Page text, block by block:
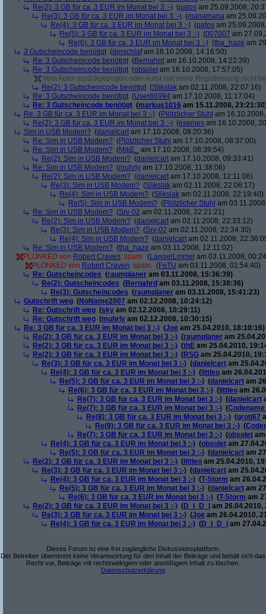
Re(2): 3 GB für ca. 3 EUR im Monat bei 3 :-) (patos am 25.09.2008,
Re(3): 3 GB für ca. 3 EUR im Monat bei 3 :-) (manamana am
Re(4): 3 GB für ca. 3 EUR im Monat bei 3 :-) (patos am
Re(5): 3 GB für ca. 3 EUR im Monat bei 3 :-) (007007 am
Re(6): 3 GB für ca. 3 EUR im Monat bei 3 :-) (tha_haze am
3 Gutscheincode benötigt (derschlafam 16.10.2008, 14:16:50)
Re: 3 Gutscheincode benötigt (Bernahrd am 16.10.2008, 14:22:39)
Re: 3 Gutscheincode benötigt (obsolet am 16.10.2008, 17:57:05)
Vom Autor zurückgezogen oder Autor hat seine Registrierung nicht
Re(2): 3 Gutscheincode benötigt (Slikslak am 02.11.2008, 22:07:16)
Re: 3 Gutscheincode benötigt (User86994 am 17.10.2008, 11:17:04)
Re: 3 Gutscheincode benötigt (markus1016 am 15.11.2008,
Re: 3 GB für ca. 3 EUR im Monat bei 3 :-) (Plötzlicher Stuhl am
Re(2): 3 GB für ca. 3 EUR im Monat bei 3 :-) (esemes am 16.10.2008,
Sim in USB Modem? (danielcart am 17.10.2008, 08:20:36)
Re: Sim in USB Modem? (Plötzlicher Stuhl am 17.10.2008, 08:37:00)
Re: Sim in USB Modem? (MikE_
am 17.10.2008, 08:39:54)
Re(2): Sim in USB Modem? (danielcart am 17.10.2008, 09:33:41)
Re: Sim in USB Modem? (muhrly am 17.10.2008, 11:38:06)
Re(2): Sim in USB Modem? (danielcart am 17.10.2008, 12:11:06)
Re(3): Sim in USB Modem? (Slikslak am 02.11.2008, 22:06:17)
Re(4): Sim in USB Modem? (Slikslak am 02.11.2008, 22:19:40)
Re(5): Sim in USB Modem? (Plötzlicher Stuhl am
Re: Sim in USB Modem? (Srv-02 am 02.11.2008, 22:21:21)
Re(2): Sim in USB Modem? (danielcart am 02.11.2008, 22:33:12)
Re(3): Sim in USB Modem? (Srv-02 am 02.11.2008, 22:34:30)
Re(4): Sim in USB Modem? (danielcart am 02.11.2008,
Re: Sim in USB Modem? (tha_haze am 03.11.2008, 12:11:02)
PLONKED von Robert Craven: spam (LangerLmmel am 03.11.2008,
PLONKED von Robert Craven: spam (FoTU am 03.11.2008, 01:54:40)
Re: Gutscheincodes (raumplaner am 03.11.2008, 15:36:39)
Re(2): Gutscheincodes (Bernahrd am 03.11.2008, 15:38:36)
Re(3): Gutscheincodes (raumplaner am 03.11.2008, 15:41:23)
Gutschrift weg (NoName2007 am 02.12.2008, 10:24:12)
Re: Gutschrift weg (sky am 02.12.2008, 10:29:11)
Re: Gutschrift weg (muhrly am 02.12.2008, 10:30:15)
Re: 3 GB für ca. 3 EUR im Monat bei 3 :-) (Joe am 25.04.2010, 18:10:16)
Re(2): 3 GB für ca. 3 EUR im Monat bei 3 :-) (raumplaner am
Re(2): 3 GB für ca. 3 EUR im Monat bei 3 :-) (thE am 25.04.2010,
Re(2): 3 GB für ca. 3 EUR im Monat bei 3 :-) (RSG am 25.04.2010,
Re(3): 3 GB für ca. 3 EUR im Monat bei 3 :-) (danielcart am
Re(4): 3 GB für ca. 3 EUR im Monat bei 3 :-) ( littleo am
Re(5): 3 GB für ca. 3 EUR im Monat bei 3 :-) (danielcart am
Re(6): 3 GB für ca. 3 EUR im Monat bei 3 :-) ( littleo am
Re(7): 3 GB für ca. 3 EUR im Monat bei 3 :-) (danielcart
Re(7): 3 GB für ca. 3 EUR im Monat bei 3 :-) (Codename
Re(8): 3 GB für ca. 3 EUR im Monat bei 3 :-) (groti67
Re(9): 3 GB für ca. 3 EUR im Monat bei 3 :-) (
Re(7): 3 GB für ca. 3 EUR im Monat bei 3 :-) (obsolet
Re(4): 3 GB für ca. 3 EUR im Monat bei 3 :-) (obsolet am
Re(5): 3 GB für ca. 3 EUR im Monat bei 3 :-) (danielcart am
Re(2): 3 GB für ca. 3 EUR im Monat bei 3 :-) ( littleo am 25.04.2010,
Re(3): 3 GB für ca. 3 EUR im Monat bei 3 :-) (danielcart am
Re(4): 3 GB für ca. 3 EUR im Monat bei 3 :-) (T-Storm am
Re(5): 3 GB für ca. 3 EUR im Monat bei 3 :-) (danielcart am
Re(6): 3 GB für ca. 3 EUR im Monat bei 3 :-) (T-Storm am
Re(2): 3 GB für ca. 3 EUR im Monat bei 3 :-) (D_I_D_I
am 26.04.2010,
Re(3): 3 GB für ca. 3 EUR im Monat bei 3 :-) (Joe am 26.04.2010,
Re(4): 3 GB für ca. 3 EUR im Monat bei 3 :-) (D_I_D_I am
Dieses Forum ist eine frei zugängliche Diskussionsplattform.
Der Betreiber übernimmt keine Verantwortung für den Inhalt der Beiträge und behält sich das
Recht vor, Beiträge mit rechtswidrigem oder anstößigem Inhalt zu löschen.
Datenschutzerklärung